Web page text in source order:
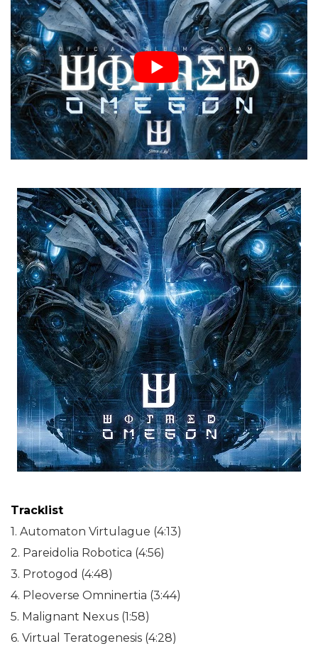
Tracklist
1. Automaton Virtulague (4:13)
2. Pareidolia Robotica (4:56)
3. Protogod (4:48)
4. Pleoverse Omninertia (3:44)
5. Malignant Nexus (1:58)
6. Virtual Teratogenesis (4:28)